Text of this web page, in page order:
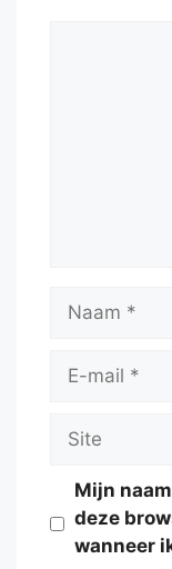
Naam
Site
Mijn
deze
wanneer